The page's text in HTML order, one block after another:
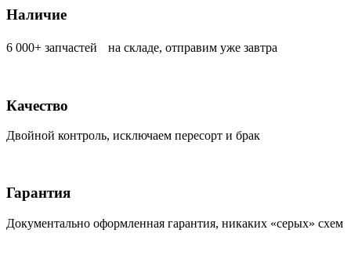
Наличие
6 000+ запчастей на складе, отправим уже завтра
Качество
Двойной контроль, исключаем пересорт и брак
Гарантия
Документально оформленная гарантия, никаких «серых» схем